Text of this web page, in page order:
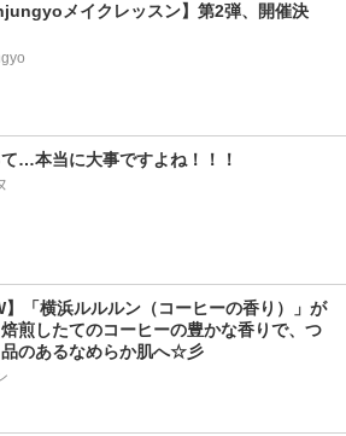
メイクレッスン】第2弾、開催決
…本当に大事ですよね！！！
】「横浜ルルルン（コーヒーの香り）」が
煎したてのコーヒーの豊かな香りで、つ
のあるなめらか肌へ☆彡